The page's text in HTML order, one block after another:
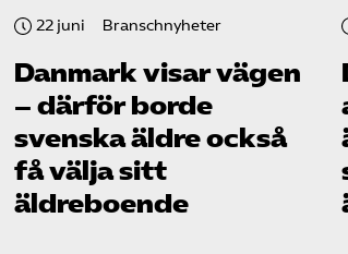
22 juni Branschnyheter
Danmark visar vägen
– därför borde
svenska äldre också
få välja sitt
äldreboende